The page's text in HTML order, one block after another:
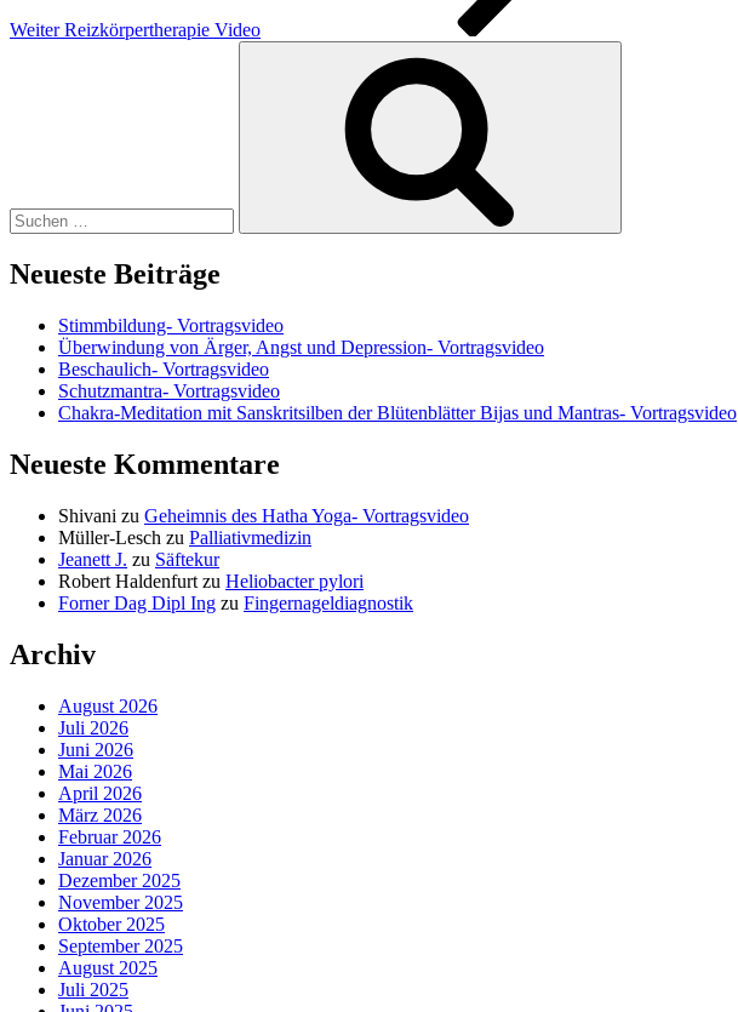
Weiter Reizkörpertherapie Video
Neueste Beiträge
Stimmbildung- Vortragsvideo
Überwindung von Ärger, Angst und Depression- Vortragsvideo
Beschaulich- Vortragsvideo
Schutzmantra- Vortragsvideo
Chakra-Meditation mit Sanskritsilben der Blütenblätter Bijas und Mantras- Vortragsvideo
Neueste Kommentare
Shivani zu Geheimnis des Hatha Yoga- Vortragsvideo
Müller-Lesch zu Palliativmedizin
Jeanett J. zu Säftekur
Robert Haldenfurt zu Heliobacter pylori
Forner Dag Dipl Ing zu Fingernageldiagnostik
Archiv
August 2026
Juli 2026
Juni 2026
Mai 2026
April 2026
März 2026
Februar 2026
Januar 2026
Dezember 2025
November 2025
Oktober 2025
September 2025
August 2025
Juli 2025